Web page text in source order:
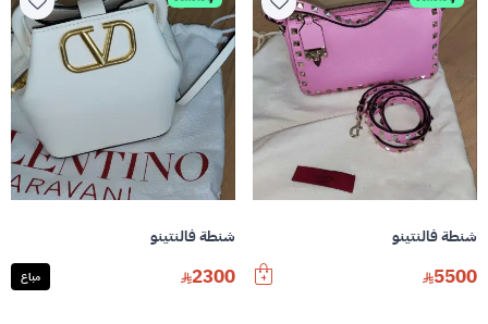
شنطة فالنتينو
5500
شنطة فالنتينو
2300 مباع